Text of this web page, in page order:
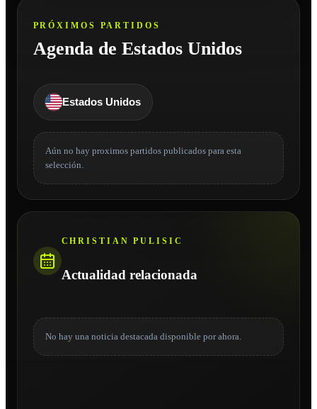
PRÓXIMOS PARTIDOS
Agenda de Estados Unidos
Estados Unidos
Aún no hay proximos partidos publicados para esta
selección.
CHRISTIAN PULISIC
Actualidad relacionada
No hay una noticia destacada disponible por ahora.